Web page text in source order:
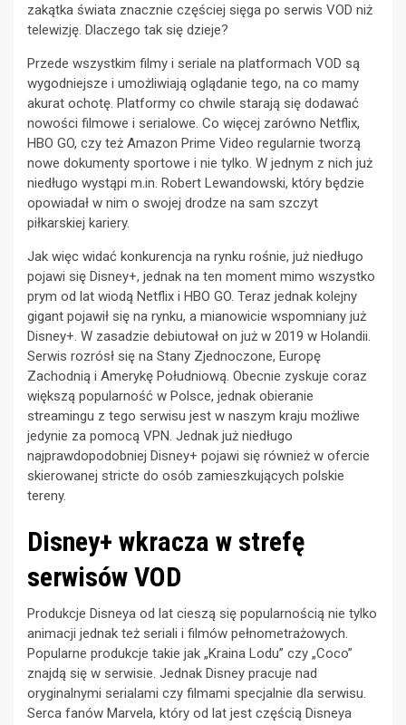
zakątka świata znacznie częściej sięga po serwis VOD niż
telewizję. Dlaczego tak się dzieje?
Przede wszystkim filmy i seriale na platformach VOD są
wygodniejsze i umożliwiają oglądanie tego, na co mamy
akurat ochotę. Platformy co chwile starają się dodawać
nowości filmowe i serialowe. Co więcej zarówno Netflix,
HBO GO, czy też Amazon Prime Video regularnie tworzą
nowe dokumenty sportowe i nie tylko. W jednym z nich już
niedługo wystąpi m.in. Robert Lewandowski, który będzie
opowiadał w nim o swojej drodze na sam szczyt
piłkarskiej kariery.
Jak więc widać konkurencja na rynku rośnie, już niedługo
pojawi się Disney+, jednak na ten moment mimo wszystko
prym od lat wiodą Netflix i HBO GO. Teraz jednak kolejny
gigant pojawił się na rynku, a mianowicie wspomniany już
Disney+. W zasadzie debiutował on już w 2019 w Holandii.
Serwis rozrósł się na Stany Zjednoczone, Europę
Zachodnią i Amerykę Południową. Obecnie zyskuje coraz
większą popularność w Polsce, jednak obieranie
streamingu z tego serwisu jest w naszym kraju możliwe
jedynie za pomocą VPN. Jednak już niedługo
najprawdopodobniej Disney+ pojawi się również w ofercie
skierowanej stricte do osób zamieszkujących polskie
tereny.
Disney+ wkracza w strefę
serwisów VOD
Produkcje Disneya od lat cieszą się popularnością nie tylko
animacji jednak też seriali i filmów pełnometrażowych.
Popularne produkcje takie jak „Kraina Lodu” czy „Coco”
znajdą się w serwisie. Jednak Disney pracuje nad
oryginalnymi serialami czy filmami specjalnie dla serwisu.
Serca fanów Marvela, który od lat jest częścią Disneya